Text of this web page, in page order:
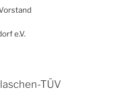
e.V.
TÜV